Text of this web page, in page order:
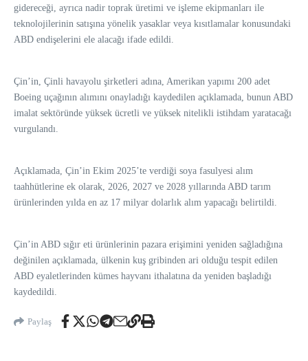
gidereceği, ayrıca nadir toprak üretimi ve işleme ekipmanları ile
teknolojilerinin satışına yönelik yasaklar veya kısıtlamalar konusundaki
ABD endişelerini ele alacağı ifade edildi.
Çin’in, Çinli havayolu şirketleri adına, Amerikan yapımı 200 adet
Boeing uçağının alımını onayladığı kaydedilen açıklamada, bunun ABD
imalat sektöründe yüksek ücretli ve yüksek nitelikli istihdam yaratacağı
vurgulandı.
Açıklamada, Çin’in Ekim 2025’te verdiği soya fasulyesi alım
taahhütlerine ek olarak, 2026, 2027 ve 2028 yıllarında ABD tarım
ürünlerinden yılda en az 17 milyar dolarlık alım yapacağı belirtildi.
Çin’in ABD sığır eti ürünlerinin pazara erişimini yeniden sağladığına
değinilen açıklamada, ülkenin kuş gribinden ari olduğu tespit edilen
ABD eyaletlerinden kümes hayvanı ithalatına da yeniden başladığı
kaydedildi.
Paylaş